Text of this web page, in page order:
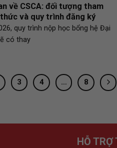
về CSCA: đối tượng tham
và quy trình đăng ký
quy trình nộp học bổng hệ Đại
có thay
3 4 … 8
HỖ TRỢ